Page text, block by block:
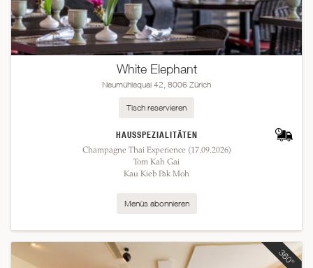
White Elephant
Neumühlequai 42, 8006 Zürich
HAUSSPEZIALITÄTEN
Champagne Thai Experience (17.09.2026)
Tom Kah Gai
Kau Kieb Pak Moh
Menüs abonnieren
Tisch reservieren